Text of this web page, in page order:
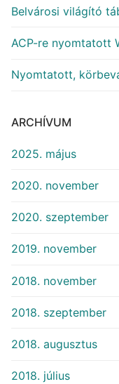
Belvárosi világító
ACP-re nyomtatott
Nyomtatott,
ARCHÍVUM
2025. május
2020. november
2020. szeptember
2019. november
2018. november
2018. szeptember
2018. augusztus
2018. július